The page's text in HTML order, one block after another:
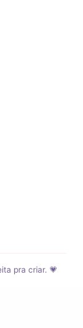
pra criar. 💗